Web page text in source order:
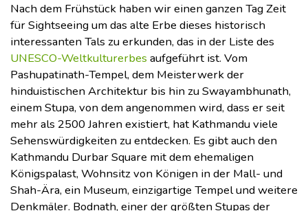
Nach dem Frühstück haben wir einen ganzen Tag Zeit
für Sightseeing um das alte Erbe dieses historisch
interessanten Tals zu erkunden, das in der Liste des
UNESCO-Weltkulturerbes aufgeführt ist. Vom
Pashupatinath-Tempel, dem Meisterwerk der
hinduistischen Architektur bis hin zu Swayambhunath,
einem Stupa, von dem angenommen wird, dass er seit
mehr als 2500 Jahren existiert, hat Kathmandu viele
Sehenswürdigkeiten zu entdecken. Es gibt auch den
Kathmandu Durbar Square mit dem ehemaligen
Königspalast, Wohnsitz von Königen in der Mall- und
Shah-Ära, ein Museum, einzigartige Tempel und weitere
Denkmäler. Bodnath, einer der größten Stupas der